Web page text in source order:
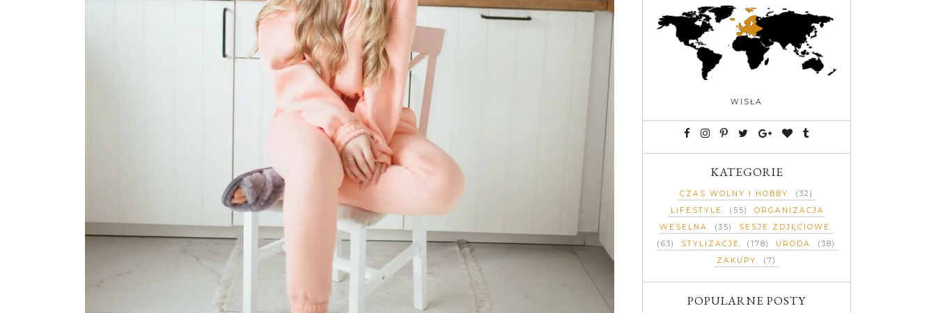
WISŁA
KATEGORIE
CZAS WOLNY I HOBBY
(32)
LIFESTYLE
(55)
ORGANIZACJA
WESELNA
(35)
SESJE ZDJĘCIOWE
(63)
STYLIZACJE (178) URODA
(38)
ZAKUPY
(7)
POPULARNE POSTY